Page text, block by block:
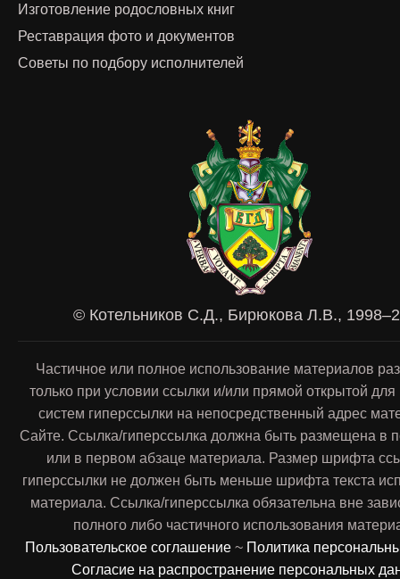
Изготовление родословных книг
Реставрация фото и документов
Советы по подбору исполнителей
© Котельников С.Д., Бирюкова Л.В.,
Частичное или полное использование материалов
только при условии ссылки и/или прямой открытой
систем гиперссылки на непосредственный адрес
Сайте. Ссылка/гиперссылка должна быть размещена в
или в первом абзаце материала. Размер шрифта
гиперссылки не должен быть меньше шрифта текста
материала. Ссылка/гиперссылка обязательна вне
полного либо частичного использования
Пользовательское соглашение ~ Политика
Согласие на распространение персональных